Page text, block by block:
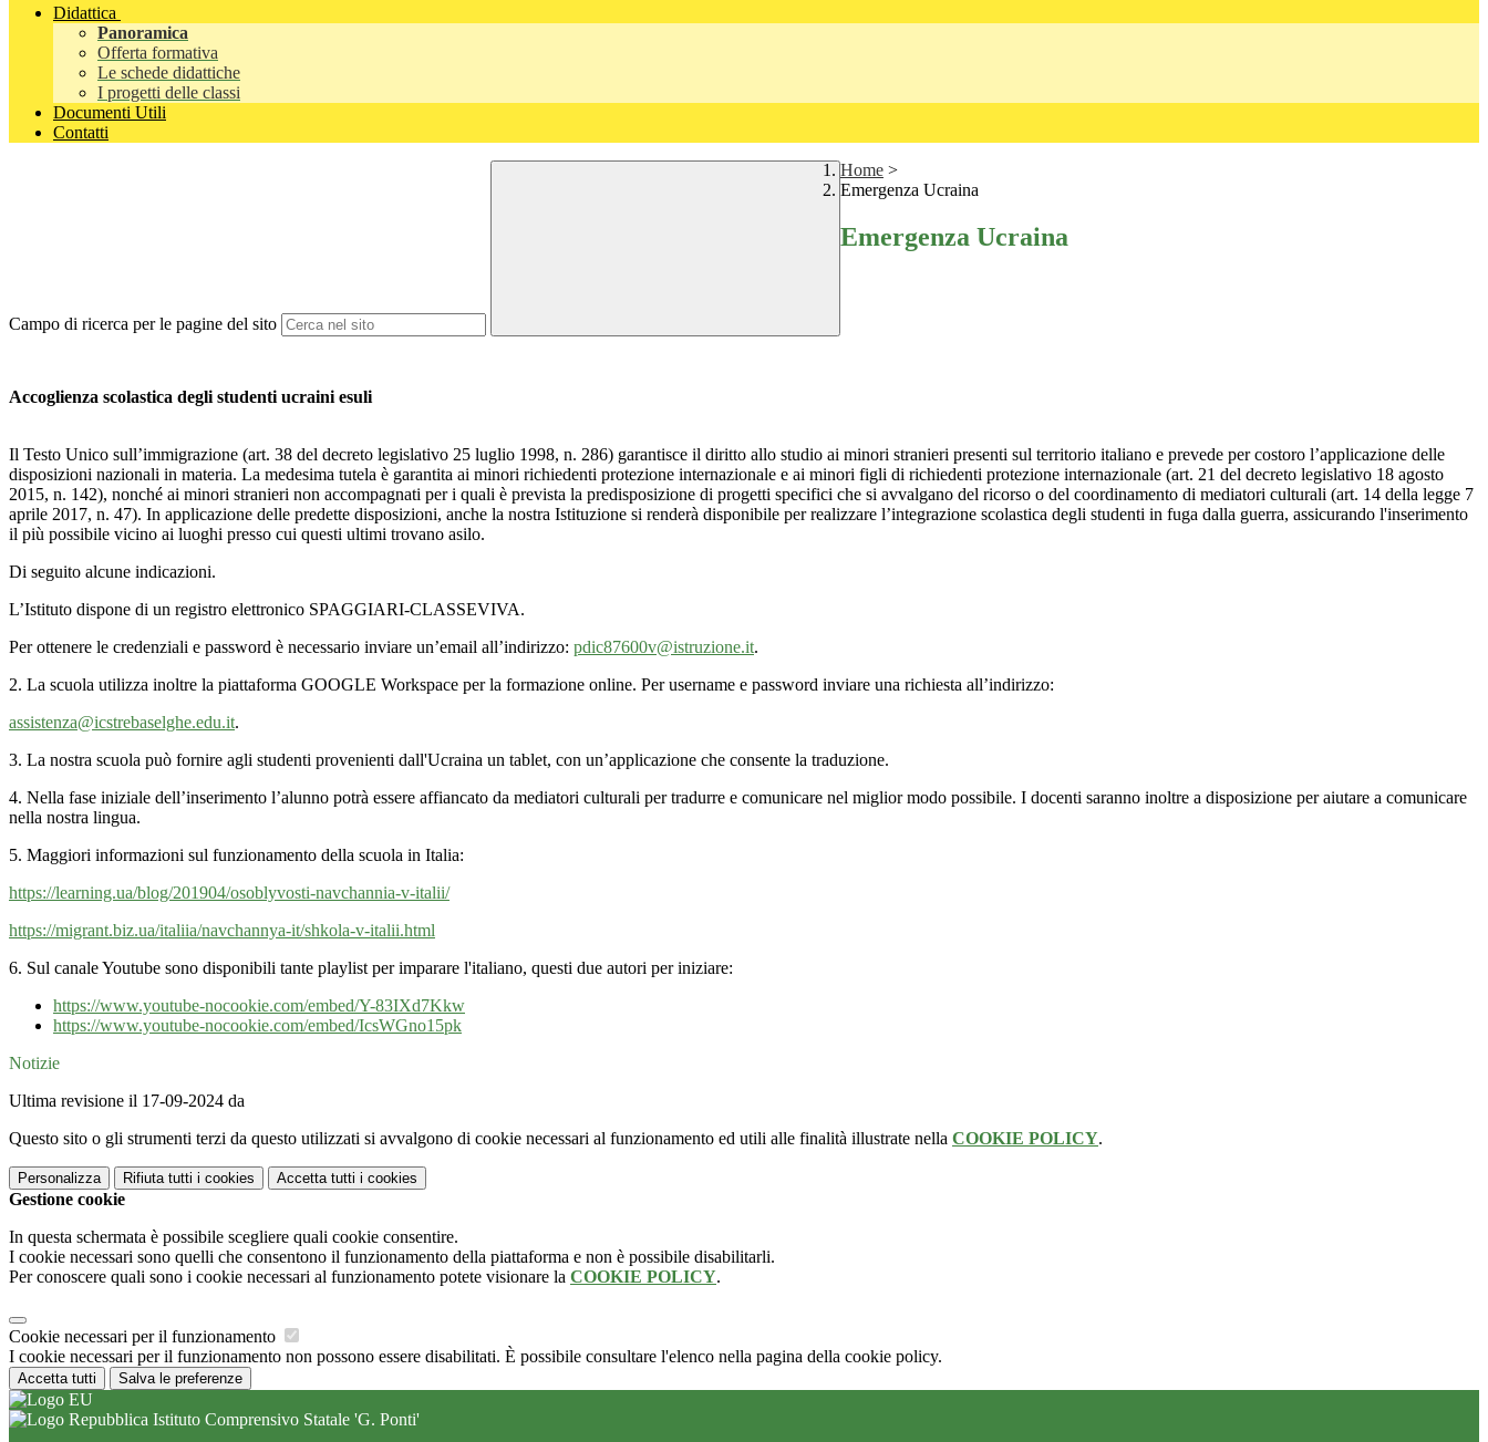
Didattica
Panoramica
Offerta formativa
Le schede didattiche
I progetti delle classi
Documenti Utili
Contatti
Campo di ricerca per le pagine del sito
Home >
Emergenza Ucraina
Emergenza Ucraina
Accoglienza scolastica degli studenti ucraini esuli
Il Testo Unico sull’immigrazione (art. 38 del decreto legislativo 25 luglio 1998, n. 286) garantisce il diritto allo studio ai minori stranieri presenti sul territorio italiano e prevede per costoro l’applicazione delle
disposizioni nazionali in materia. La medesima tutela è garantita ai minori richiedenti protezione internazionale e ai minori figli di richiedenti protezione internazionale (art. 21 del decreto legislativo 18 agosto
2015, n. 142), nonché ai minori stranieri non accompagnati per i quali è prevista la predisposizione di progetti specifici che si avvalgano del ricorso o del coordinamento di mediatori culturali (art. 14 della legge 7
aprile 2017, n. 47). In applicazione delle predette disposizioni, anche la nostra Istituzione si renderà disponibile per realizzare l’integrazione scolastica degli studenti in fuga dalla guerra, assicurando l'inserimento
il più possibile vicino ai luoghi presso cui questi ultimi trovano asilo.
Di seguito alcune indicazioni.
L’Istituto dispone di un registro elettronico SPAGGIARI-CLASSEVIVA.
Per ottenere le credenziali e password è necessario inviare un’email all’indirizzo: pdic87600v@istruzione.it.
2. La scuola utilizza inoltre la piattaforma GOOGLE Workspace per la formazione online. Per username e password inviare una richiesta all’indirizzo:
assistenza@icstrebaselghe.edu.it.
3. La nostra scuola può fornire agli studenti provenienti dall'Ucraina un tablet, con un’applicazione che consente la traduzione.
4. Nella fase iniziale dell’inserimento l’alunno potrà essere affiancato da mediatori culturali per tradurre e comunicare nel miglior modo possibile. I docenti saranno inoltre a disposizione per aiutare a comunicare
nella nostra lingua.
5. Maggiori informazioni sul funzionamento della scuola in Italia:
https://learning.ua/blog/201904/osoblyvosti-navchannia-v-italii/
https://migrant.biz.ua/italiia/navchannya-it/shkola-v-italii.html
6. Sul canale Youtube sono disponibili tante playlist per imparare l'italiano, questi due autori per iniziare:
https://www.youtube-nocookie.com/embed/Y-83IXd7Kkw
https://www.youtube-nocookie.com/embed/IcsWGno15pk
Notizie
Ultima revisione il 17-09-2024 da
Questo sito o gli strumenti terzi da questo utilizzati si avvalgono di cookie necessari al funzionamento ed utili alle finalità illustrate nella COOKIE POLICY.
Personalizza Rifiuta tutti i cookies Accetta tutti i cookies
Gestione cookie
In questa schermata è possibile scegliere quali cookie consentire.
I cookie necessari sono quelli che consentono il funzionamento della piattaforma e non è possibile disabilitarli.
Per conoscere quali sono i cookie necessari al funzionamento potete visionare la COOKIE POLICY.
Cookie necessari per il funzionamento
I cookie necessari per il funzionamento non possono essere disabilitati. È possibile consultare l'elenco nella pagina della cookie policy.
Accetta tutti Salva le preferenze
Istituto Comprensivo Statale 'G. Ponti'